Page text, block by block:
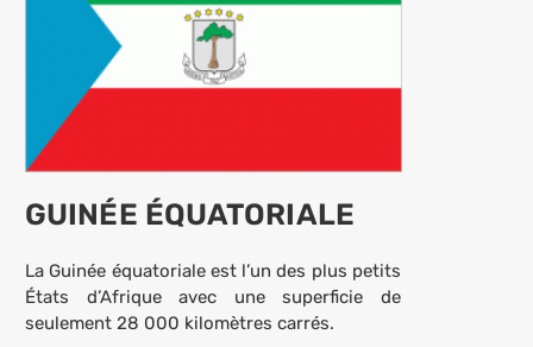
GUINÉE ÉQUATORIALE
La Guinée équatoriale est l’un des plus petits
États d’Afrique avec une superficie de
seulement 28 000 kilomètres carrés.